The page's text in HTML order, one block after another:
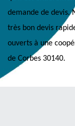
demande de devis.
très bon devis
ouverts à une
de Corbes 30140.